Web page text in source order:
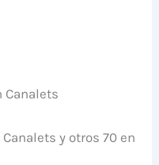
Canalets
y otros 70 en